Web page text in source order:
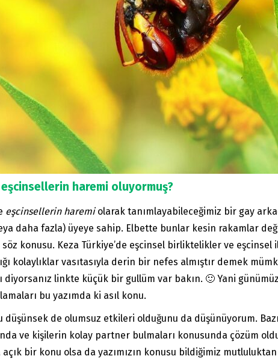
haremi oluyormuş?
eşcinsellerin haremiolarak tanımlayabileceğimiz bir gay
daha fazla) üyeye sahip. Elbette bunlar kesin rakamlar
konusu. Keza Türkiye’de eşcinsel birliktelikler ve eşcinsel
kolaylıklar vasıtasıyla derin bir nefes almıştır demek
diyorsanız linkte küçük bir gullüm var bakın. 🙂 Yani
bu yazımda ki asıl konu.
düşünsek de olumsuz etkileri olduğunu da düşünüyorum.
ve kişilerin kolay partner bulmaları konusunda çözüm
bir konu olsa da yazımızın konusu bildiğimiz